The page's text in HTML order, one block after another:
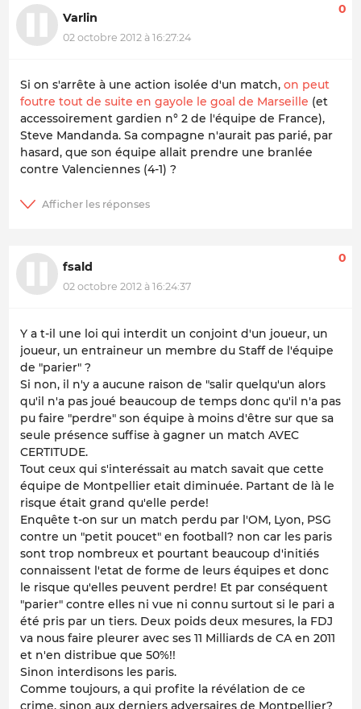
Varlin
02 octobre 2012 à 16:27:24
0
Si on s'arrête à une action isolée d'un match, on peut
foutre tout de suite en gayole le goal de Marseille (et
accessoirement gardien n° 2 de l'équipe de France),
Steve Mandanda. Sa compagne n'aurait pas parié, par
hasard, que son équipe allait prendre une branlée
contre Valenciennes (4-1) ?
fsald
02 octobre 2012 à 16:24:37
0
Y a t-il une loi qui interdit un conjoint d'un joueur, un
joueur, un entraineur un membre du Staff de l'équipe
de "parier" ?
Si non, il n'y a aucune raison de "salir quelqu'un alors
qu'il n'a pas joué beaucoup de temps donc qu'il n'a pas
pu faire "perdre" son équipe à moins d'être sur que sa
seule présence suffise à gagner un match AVEC
CERTITUDE.
Tout ceux qui s'interéssait au match savait que cette
équipe de Montpellier etait diminuée. Partant de là le
risque était grand qu'elle perde!
Enquête t-on sur un match perdu par l'OM, Lyon, PSG
contre un "petit poucet" en football? non car les paris
sont trop nombreux et pourtant beaucoup d'initiés
connaissent l'etat de forme de leurs équipes et donc
le risque qu'elles peuvent perdre! Et par conséquent
"parier" contre elles ni vue ni connu surtout si le pari a
été pris par un tiers. Deux poids deux mesures, la FDJ
va nous faire pleurer avec ses 11 Milliards de CA en 2011
et n'en distribue que 50%!!
Sinon interdisons les paris.
Comme toujours, a qui profite la révélation de ce
crime, sinon aux derniers adversaires de Montpellier?